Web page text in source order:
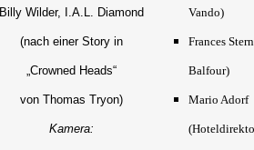
Billy Wilder, I.A.L. Diamond
(nach einer Story in
„Crowned Heads“
von Thomas Tryon)
Kamera:
Vando)
Frances
Balfour)
Mario Adorf